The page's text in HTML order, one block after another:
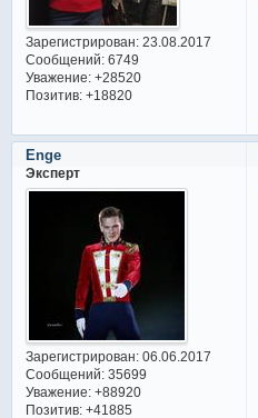
Зарегистрирован: 23.08.2017
Сообщений:6749
Уважение: +28520
Позитив: +18820
Enge
Эксперт
Зарегистрирован: 06.06.2017
Сообщений:35699
Уважение: +88920
Позитив: +41885